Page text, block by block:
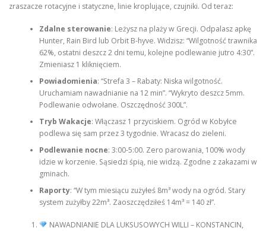
zraszacze rotacyjne i statyczne, linie kroplujące, czujniki. Od teraz:
Zdalne sterowanie: Leżysz na plaży w Grecji. Odpalasz apkę
Hunter, Rain Bird lub Orbit B-hyve. Widzisz: “Wilgotność trawnika
62%, ostatni deszcz 2 dni temu, kolejne podlewanie jutro 4:30”.
Zmieniasz 1 kliknięciem.
Powiadomienia: “Strefa 3 – Rabaty: Niska wilgotność.
Uruchamiam nawadnianie na 12 min”. “Wykryto deszcz 5mm.
Podlewanie odwołane. Oszczędność 300L”.
Tryb Wakacje: Włączasz 1 przyciskiem. Ogród w Kobyłce
podlewa się sam przez 3 tygodnie. Wracasz do zieleni.
Podlewanie nocne: 3:00-5:00. Zero parowania, 100% wody
idzie w korzenie. Sąsiedzi śpią, nie widzą. Zgodne z zakazami w
gminach.
Raporty: “W tym miesiącu zużyłeś 8m³ wody na ogród. Stary
system zużyłby 22m³. Zaoszczędziłeś 14m³ = 140 zł”.
NAWADNIANIE DLA LUKSUSOWYCH WILLI – KONSTANCIN,